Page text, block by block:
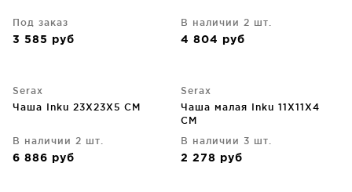
Под заказ
3 585 руб
В наличии 2 шт.
4 804 руб
Serax
Чаша Inku 23X23X5 CM
В наличии 2 шт.
6 886 руб
Serax
Чаша малая Inku 11X11X4
CM
В наличии 3 шт.
2 278 руб